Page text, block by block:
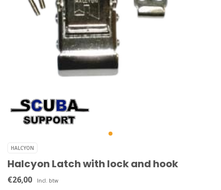
HALCYON
Halcyon Latch with lock and hook
€26,00 Incl. btw